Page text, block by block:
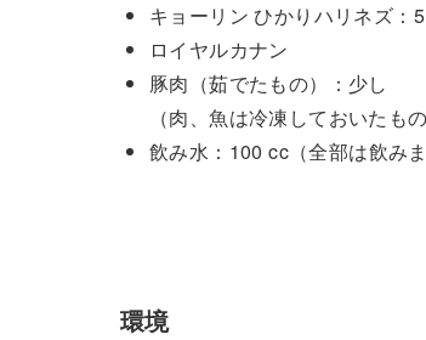
キョーリン ひかりハリネズ：
ロイヤルカナン
豚肉（茹でたもの）：少し
（肉、魚は冷凍しておいたも
飲み水：100 cc（全部は飲み
環境